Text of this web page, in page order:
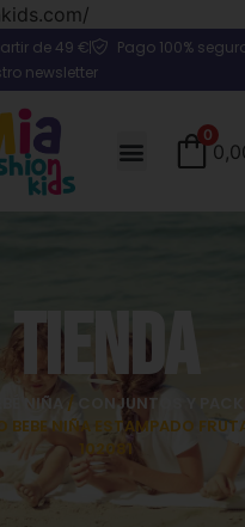
de 49 €
Pago 100%
newsletter
0
Tienda
NIÑA /
CONJUNTOS Y
NIÑA ESTAMPADO
102081